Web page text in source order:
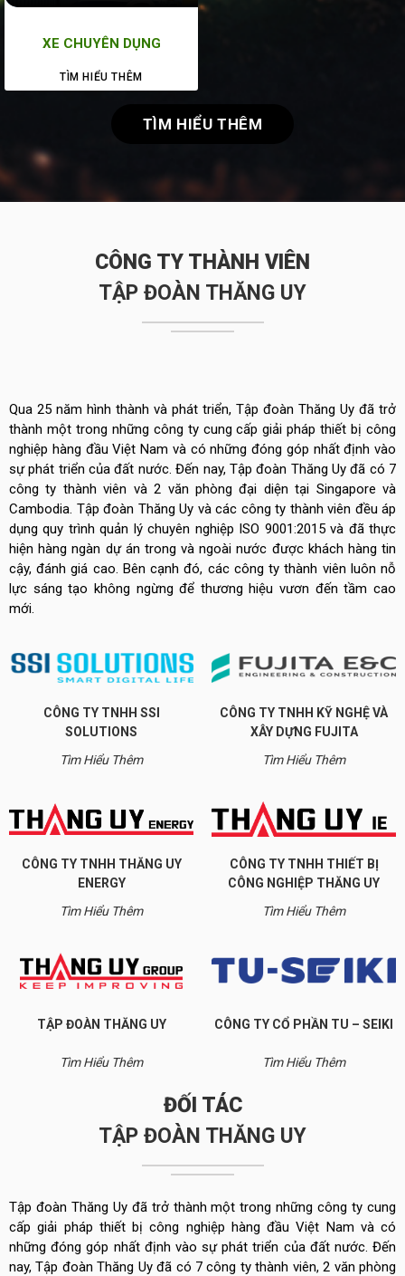
XE CHUYÊN DỤNG
TÌM HIỂU THÊM
TÌM HIỂU THÊM
CÔNG TY THÀNH VIÊN
TẬP ĐOÀN THĂNG UY
Qua 25 năm hình thành và phát triển, Tập đoàn Thăng Uy đã trở
thành một trong những công ty cung cấp giải pháp thiết bị công
nghiệp hàng đầu Việt Nam và có những đóng góp nhất định vào
sự phát triển của đất nước. Đến nay, Tập đoàn Thăng Uy đã có 7
công ty thành viên và 2 văn phòng đại diện tại Singapore và
Cambodia. Tập đoàn Thăng Uy và các công ty thành viên đều áp
dụng quy trình quản lý chuyên nghiệp ISO 9001:2015 và đã thực
hiện hàng ngàn dự án trong và ngoài nước được khách hàng tin
cậy, đánh giá cao. Bên cạnh đó, các công ty thành viên luôn nỗ
lực sáng tạo không ngừng để thương hiệu vươn đến tầm cao
mới.
CÔNG TY TNHH SSI
SOLUTIONS
Tìm Hiểu Thêm
CÔNG TY TNHH KỸ NGHỆ VÀ
XÂY DỰNG FUJITA
Tìm Hiểu Thêm
CÔNG TY TNHH THĂNG UY
ENERGY
Tìm Hiểu Thêm
CÔNG TY TNHH THIẾT BỊ
CÔNG NGHIỆP THĂNG UY
Tìm Hiểu Thêm
TẬP ĐOÀN THĂNG UY
Tìm Hiểu Thêm
CÔNG TY CỔ PHẦN TU – SEIKI
Tìm Hiểu Thêm
ĐỐI TÁC
TẬP ĐOÀN THĂNG UY
Tập đoàn Thăng Uy đã trở thành một trong những công ty cung
cấp giải pháp thiết bị công nghiệp hàng đầu Việt Nam và có
những đóng góp nhất định vào sự phát triển của đất nước. Đến
nay, Tập đoàn Thăng Uy đã có 7 công ty thành viên, 2 văn phòng